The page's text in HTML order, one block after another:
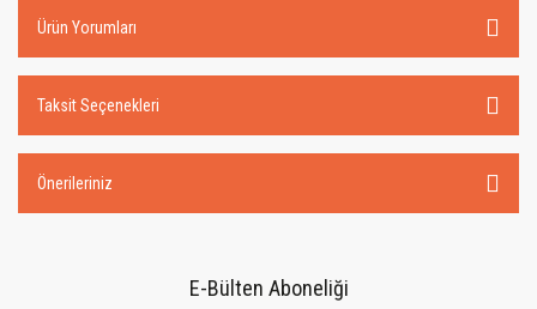
Ürün Yorumları
Taksit Seçenekleri
Önerileriniz
E-Bülten Aboneliği